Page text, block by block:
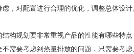
，对配置进行合理的优化，调整总体设计
构规划要非常重视产品的性能有哪些特
需要考虑到热量排放的问题，只需要考